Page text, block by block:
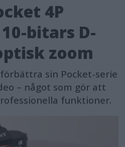
4P
bitars D-
zoom
sin Pocket-serie
– något som gör att
funktioner.